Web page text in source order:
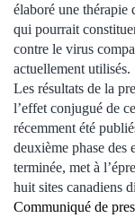
élaboré une thérapie
qui pourrait
contre le virus
actuellement utilisés.
Les résultats de la
l’effet conjugué de
récemment été
deuxième phase des
terminée, met à
huit sites canadiens
Communiqué de